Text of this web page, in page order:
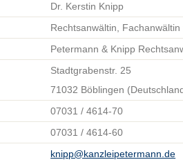
Dr. Kerstin Knipp
Rechtsanwältin,
Petermann & Knipp
Stadtgrabenstr. 25
71032 Böblingen
07031 / 4614-70
07031 / 4614-60
knipp@kanzleipetermann.de